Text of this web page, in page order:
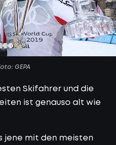
GEPA
Skifahrer und die
ist genauso alt wie
jene mit den meisten